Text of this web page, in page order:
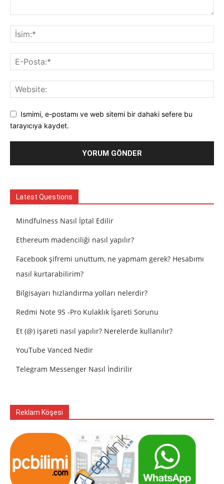
Ismimi, e-postamı ve web sitemi bir dahaki sefere bu
tarayıcıya kaydet.
Latest Questions
Mindfulness Nasıl İptal Edilir
Ethereum madenciliği nasıl yapılır?
Facebook şifremi unuttum, ne yapmam gerek? Hesabımı
nasıl kurtarabilirim?
Bilgisayarı hızlandırma yolları nelerdir?
Redmi Note 9S -Pro Kulaklık İşareti Sorunu
Et (@) işareti nasıl yapılır? Nerelerde kullanılır?
YouTube Vanced Nedir
Telegram Messenger Nasıl İndirilir
Reklam Köşesi